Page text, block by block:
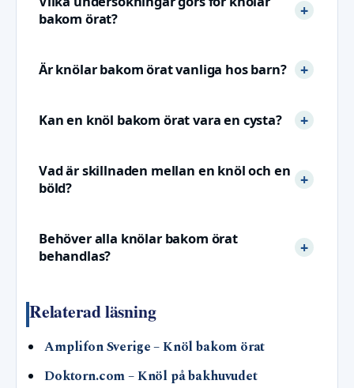
bakom örat?
Är knölar bakom örat vanliga hos barn?
Kan en knöl bakom örat vara en cysta?
Vad är skillnaden mellan en knöl och en
böld?
Behöver alla knölar bakom örat
behandlas?
Relaterad läsning
Amplifon Sverige – Knöl bakom örat
Doktorn.com – Knöl på bakhuvudet